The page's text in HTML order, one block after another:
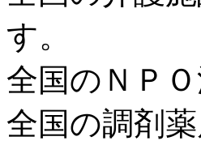
す。
全国のＮＰ
全国の調剤